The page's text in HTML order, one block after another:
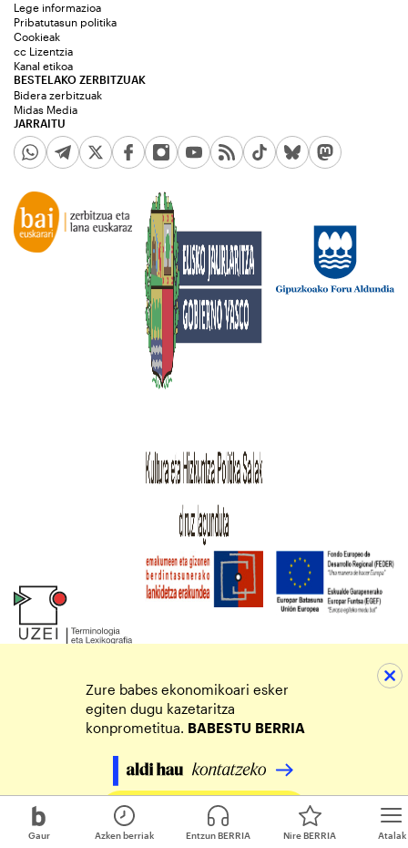
Gaur Atalak
Azken berriak Entzun BERRIA Nire BERRIA
JARRAITU
Lege informazioa
Pribatutasun politika
Cookieak
cc Lizentzia
Kanal etikoa
BESTELAKO ZERBITZUAK
Bidera zerbitzuak
Midas Media
Zure babes ekonomikoari esker
egiten dugu kazetaritza
konprometitua. BABESTU BERRIA
Egin zure ekarpena